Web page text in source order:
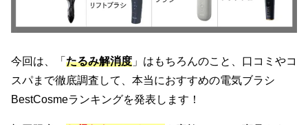
今回は、「 たるみ解消度 」はもちろんのこと、口コミやコ
スパまで徹底調査して、本当におすすめの電気ブラシ
BestCosmeランキングを発表します！